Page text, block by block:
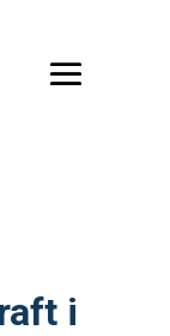
i